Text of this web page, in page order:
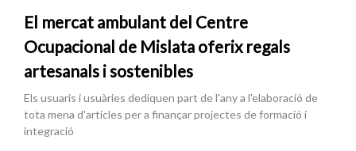
El mercat ambulant del Centre
Ocupacional de Mislata oferix regals
artesanals i sostenibles
Els usuaris i usuàries dediquen part de l'any a l'elaboració de
tota mena d'articles per a finançar projectes de formació i
integració